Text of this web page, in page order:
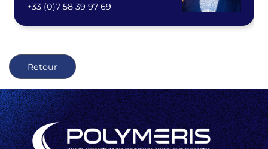
+33 (0)7 58 39 97 69
Retour